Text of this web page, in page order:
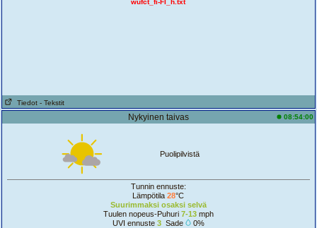
wufct_fi-FI_h.txt
Tiedot - Tekstit
Nykyinen taivas 08:54:00
Puolipilvistä
Tunnin ennuste:
Lämpötila28°C
Suurimmaksi osaksi selvä
Tuulen nopeus-Puhuri 7-13mph
UVI ennuste 3Sade 0%